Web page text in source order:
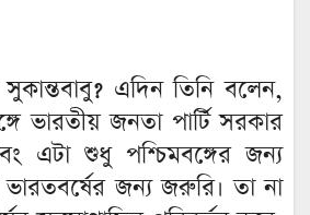
এদিন তিনি বলেন,
ভারতীয় জনতা পার্টি সরকার
এটা শুধু পশ্চিমবঙ্গের জন্য
জন্য জরুরি। তা না